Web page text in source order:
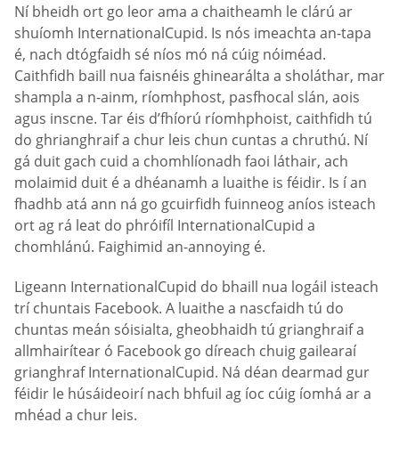
Ní bheidh ort go leor ama a chaitheamh le clárú ar
shuíomh InternationalCupid. Is nós imeachta an-tapa
é, nach dtógfaidh sé níos mó ná cúig nóiméad.
Caithfidh baill nua faisnéis ghinearálta a sholáthar, mar
shampla a n-ainm, ríomhphost, pasfhocal slán, aois
agus inscne. Tar éis d’fhíorú ríomhphoist, caithfidh tú
do ghrianghraif a chur leis chun cuntas a chruthú. Ní
gá duit gach cuid a chomhlíonadh faoi láthair, ach
molaimid duit é a dhéanamh a luaithe is féidir. Is í an
fhadhb atá ann ná go gcuirfidh fuinneog aníos isteach
ort ag rá leat do phróifíl InternationalCupid a
chomhlánú. Faighimid an-annoying é.
Ligeann InternationalCupid do bhaill nua logáil isteach
trí chuntais Facebook. A luaithe a nascfaidh tú do
chuntas meán sóisialta, gheobhaidh tú grianghraif a
allmhairítear ó Facebook go díreach chuig gailearaí
grianghraf InternationalCupid. Ná déan dearmad gur
féidir le húsáideoirí nach bhfuil ag íoc cúig íomhá ar a
mhéad a chur leis.